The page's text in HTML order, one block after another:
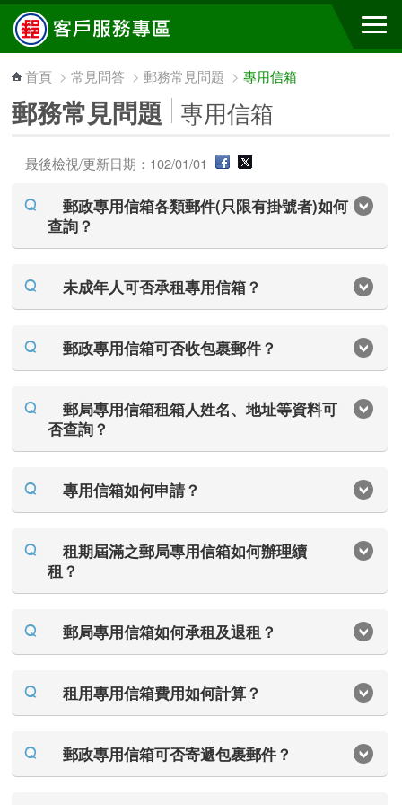
跳到主要內容區塊
首頁 >常見問答 >郵務常見問題 >專用信箱
郵務常見問題 專用信箱
最後檢視/更新日期：102/01/01
郵政專用信箱各類郵件(只限有掛號者)如何
查詢？
未成年人可否承租專用信箱？
郵政專用信箱可否收包裹郵件？
郵局專用信箱租箱人姓名、地址等資料可
否查詢？
專用信箱如何申請？
租期屆滿之郵局專用信箱如何辦理續
租？
郵局專用信箱如何承租及退租？
租用專用信箱費用如何計算？
郵政專用信箱可否寄遞包裹郵件？